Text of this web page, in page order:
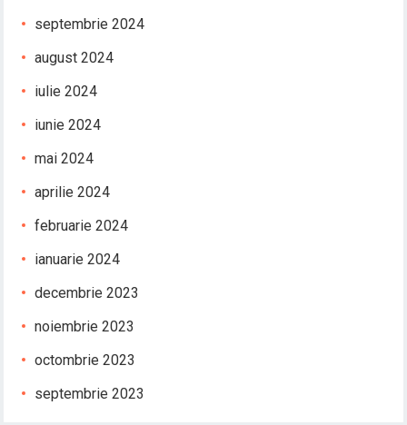
septembrie 2024
august 2024
iulie 2024
iunie 2024
mai 2024
aprilie 2024
februarie 2024
ianuarie 2024
decembrie 2023
noiembrie 2023
octombrie 2023
septembrie 2023